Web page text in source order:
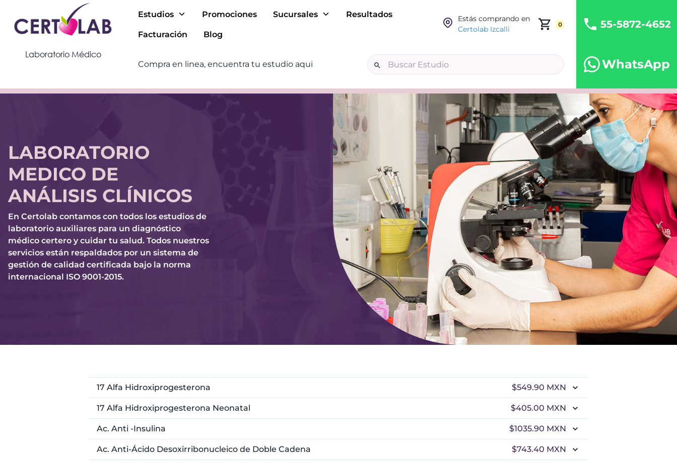
Laboratorio Médico
Estudios Promociones Sucursales Resultados
Facturación Blog
Estás comprando en
Certolab Izcalli
0
Compra en linea, encuentra tu estudio aqui
55-5872-4652
WhatsApp
LABORATORIO
MEDICO DE
ANÁLISIS CLÍNICOS
En Certolab contamos con todos los estudios de
laboratorio auxiliares para un diagnóstico
médico certero y cuidar tu salud. Todos nuestros
servicios están respaldados por un sistema de
gestión de calidad certificada bajo la norma
internacional ISO 9001-2015.
17 Alfa Hidroxiprogesterona $549.90 MXN
17 Alfa Hidroxiprogesterona Neonatal $405.00 MXN
Ac. Anti -Insulina $1035.90 MXN
Ac. Anti-Ácido Desoxirribonucleico de Doble Cadena $743.40 MXN